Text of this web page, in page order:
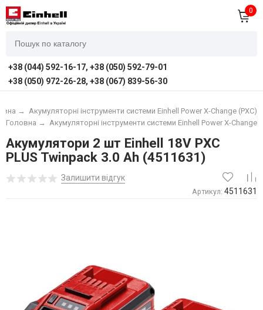
0
+38 (044) 592-16-17, +38 (050) 592-79-01
+38 (050) 972-26-28, +38 (067) 839-56-30
→
Акумуляторні інструменти системи Einhell Power X-Change (PXC)
Акумуляторні інструменти системи Einhell Power X-Change
Головна →
Акумулятори 2 шт Einhell 18V PXC
PLUS Twinpack 3.0 Ah (4511631)
Залишити відгук
Артикул: 4511631